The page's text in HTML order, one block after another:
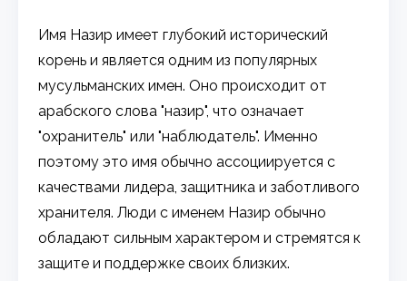
Имя Назир имеет глубокий исторический
корень и является одним из популярных
мусульманских имен. Оно происходит от
арабского слова "назир", что означает
"охранитель" или "наблюдатель". Именно
поэтому это имя обычно ассоциируется с
качествами лидера, защитника и заботливого
хранителя. Люди с именем Назир обычно
обладают сильным характером и стремятся к
защите и поддержке своих близких.